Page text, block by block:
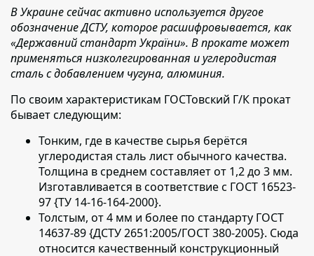
В Украине сейчас активно используется другое
обозначение ДСТУ, которое расшифровывается, как
«Державний стандарт України». В прокате может
применяться низколегированная и углеродистая
сталь с добавлением чугуна, алюминия.
По своим характеристикам ГОСТовский Г/К прокат
бывает следующим:
Тонким, где в качестве сырья берётся
углеродистая сталь лист обычного качества.
Толщина в среднем составляет от 1,2 до 3 мм.
Изготавливается в соответствие с ГОСТ 16523-
97 {ТУ 14-16-164-2000}.
Толстым, от 4 мм и более по стандарту ГОСТ
14637-89 {ДСТУ 2651:2005/ГОСТ 380-2005}. Сюда
относится качественный конструкционный